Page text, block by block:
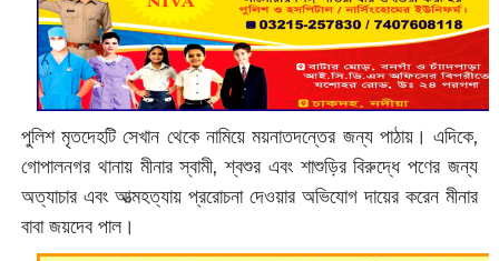
পুলিশ মৃতদেহটি সেখান থেকে নামিয়ে ময়নাতদন্তের জন্য পাঠায়। এদিকে,
গোপালনগর থানায় মীনার স্বামী, শ্বশুর এবং শাশুড়ির বিরুদ্ধে পণের জন্য
অত্যাচার এবং আত্মহত্যায় প্ররোচনা দেওয়ার অভিযোগ দায়ের করেন মীনার
বাবা জয়দেব পাল।